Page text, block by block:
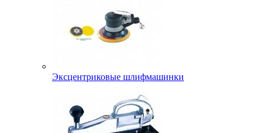
Эксцентриковые шлифмашинки